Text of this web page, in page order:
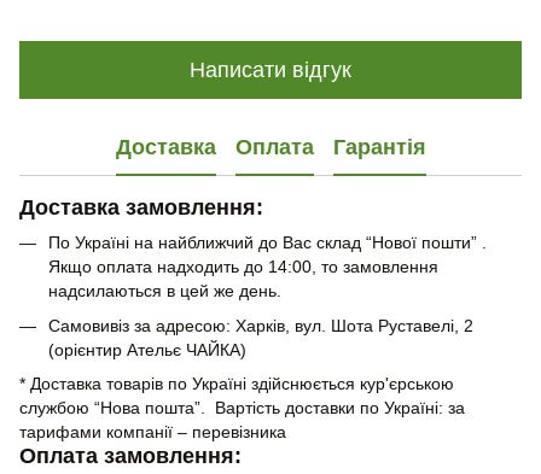
Написати відгук
Доставка Оплата Гарантія
Доставка замовлення:
По Україні на найближчий до Вас склад “Нової пошти” .
Якщо оплата надходить до 14:00, то замовлення
надсилаються в цей же день.
Самовивіз за адресою: Харків, вул. Шота Руставелі, 2
(орієнтир Ательє ЧАЙКА)
* Доставка товарів по Україні здійснюється кур'єрською
службою “Нова пошта”. Вартість доставки по Україні: за
тарифами компанії – перевізника
Оплата замовлення: